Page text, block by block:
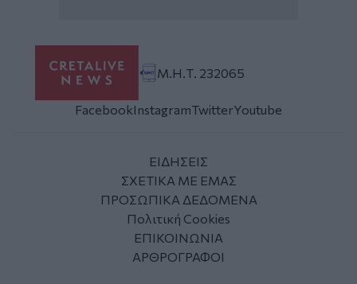
Μ.Η.Τ. 232065
FacebookInstagramTwitterYoutube
ΕΙΔΗΣΕΙΣ
ΣΧΕΤΙΚΑ ΜΕ ΕΜΑΣ
ΠΡΟΣΩΠΙΚΑ ΔΕΔΟΜΕΝΑ
Πολιτική Cookies
ΕΠΙΚΟΙΝΩΝΙΑ
ΑΡΘΡΟΓΡΑΦΟΙ